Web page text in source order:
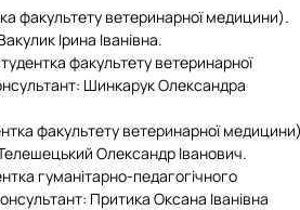
факультету ветеринарної медицини).
Ірина Іванівна.
факультету ветеринарної
Шинкарук Олександра
факультету ветеринарної
Олександр Іванович.
гуманітарно-педагогічного
Притика Оксана Іванівна